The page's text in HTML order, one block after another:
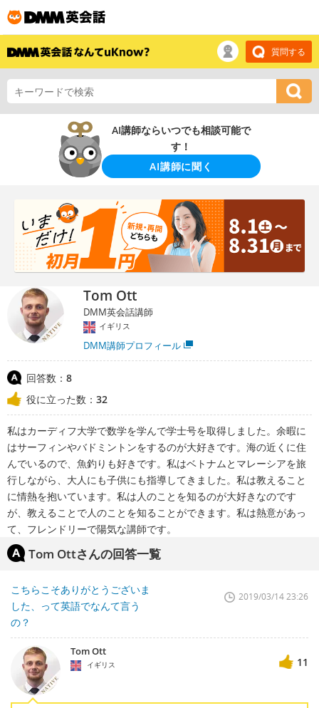
質問する
AI講師ならいつでも相談可能で
す！
AI講師に聞く
Tom Ott
DMM英会話講師
イギリス
DMM講師プロフィール
回答数： 8
役に立った数： 32
私はカーディフ大学で数学を学んで学士号を取得しました。余暇に
はサーフィンやバドミントンをするのが大好きです。海の近くに住
んでいるので、魚釣りも好きです。私はベトナムとマレーシアを旅
行しながら、大人にも子供にも指導してきました。私は教えること
に情熱を抱いています。私は人のことを知るのが大好きなのです
が、教えることで人のことを知ることができます。私は熱意があっ
て、フレンドリーで陽気な講師です。
Tom Ottさんの回答一覧
こちらこそありがとうございま
した、って英語でなんて言う
の？
2019/03/14 23:26
Tom Ott
イギリス 11